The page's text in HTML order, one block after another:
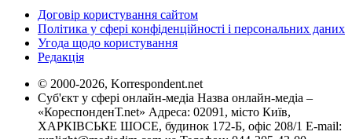
Договір користування сайтом
Політика у сфері конфіденційності і персональних даних
Угода щодо користування
Редакція
© 2000-2026, Korrespondent.net
Суб'єкт у сфері онлайн-медіа Назва онлайн-медіа –
«КореспонденТ.net» Адреса: 02091, місто Київ,
ХАРКІВСЬКЕ ШОСЕ, будинок 172-Б, офіс 208/1 E-mail: